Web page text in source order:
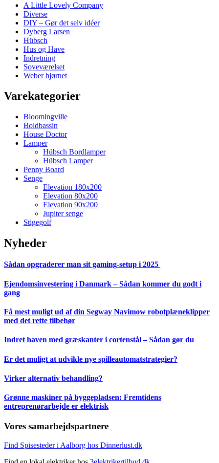
A Little Lovely Company
Diverse
DIY – Gør det selv idéer
Dyberg Larsen
Hübsch
Hus og Have
Indretning
Soveværelset
Weber hjørnet
Varekategorier
Bloomingville
Boldbassin
House Doctor
Lamper
Hübsch Bordlamper
Hübsch Lamper
Penny Board
Senge
Elevation 180x200
Elevation 80x200
Elevation 90x200
Jupiter senge
Stigegolf
Nyheder
Sådan opgraderer man sit gaming-setup i 2025
Ejendomsinvestering i Danmark – Sådan kommer du godt i
gang
Få mest muligt ud af din Segway Navimow robotplæneklipper
med det rette tilbehør
Indret haven med græskanter i cortenstål – Sådan gør du
Er det muligt at udvikle nye spilleautomatstrategier?
Virker alternativ behandling?
Grønne maskiner på byggepladsen: Fremtidens
entreprenørarbejde er elektrisk
Vores samarbejdspartnere
Find Spisesteder i Aalborg hos Dinnerlust.dk